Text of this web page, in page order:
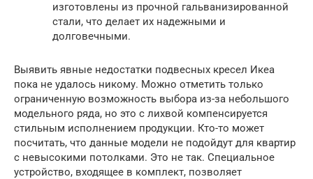
изготовлены из прочной гальванизированной
стали, что делает их надежными и
долговечными.
Выявить явные недостатки подвесных кресел Икеа
пока не удалось никому. Можно отметить только
ограниченную возможность выбора из-за небольшого
модельного ряда, но это с лихвой компенсируется
стильным исполнением продукции. Кто-то может
посчитать, что данные модели не подойдут для квартир
с невысокими потолками. Это не так. Специальное
устройство, входящее в комплект, позволяет